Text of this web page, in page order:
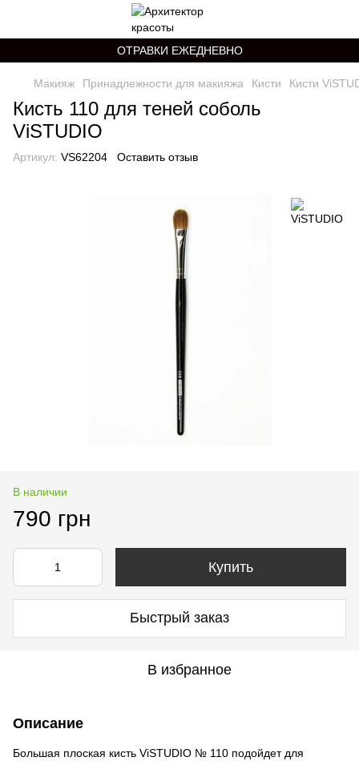
ОТРАВКИ ЕЖЕДНЕВНО
Макияж Принадлежности для макияжа Кисти Кисти
Кисть 110 для теней соболь
ViSTUDIO
Артикул: VS62204 Оставить отзыв
В наличии
790 грн
Купить
Быстрый заказ
В избранное
Описание
Большая плоская кисть ViSTUDIO № 110 подойдет для